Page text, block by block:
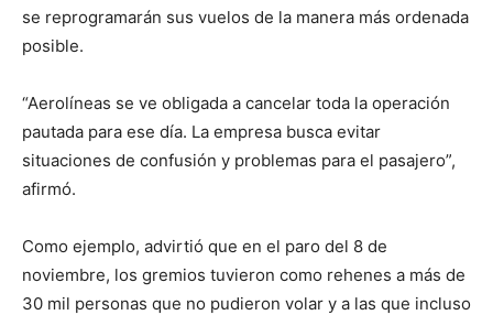
se reprogramarán sus vuelos de la manera más ordenada
posible.
“Aerolíneas se ve obligada a cancelar toda la operación
pautada para ese día. La empresa busca evitar
situaciones de confusión y problemas para el pasajero”,
afirmó.
Como ejemplo, advirtió que en el paro del 8 de
noviembre, los gremios tuvieron como rehenes a más de
30 mil personas que no pudieron volar y a las que incluso